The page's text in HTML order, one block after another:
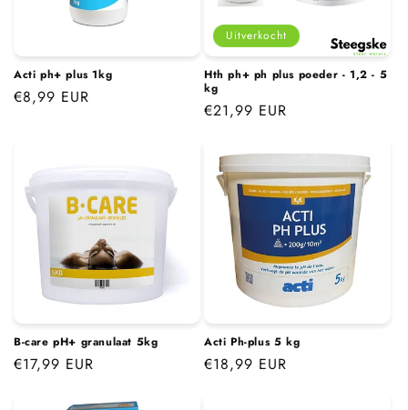
Acti ph+ plus 1kg
Normale
€8,99 EUR
Uitverkocht
Hth ph+ ph plus poeder - 1,2 - 5
kg
Normale
€21,99 EUR
B-care pH+ granulaat 5kg
Normale
€17,99 EUR
Acti Ph-plus 5 kg
Normale
€18,99 EUR